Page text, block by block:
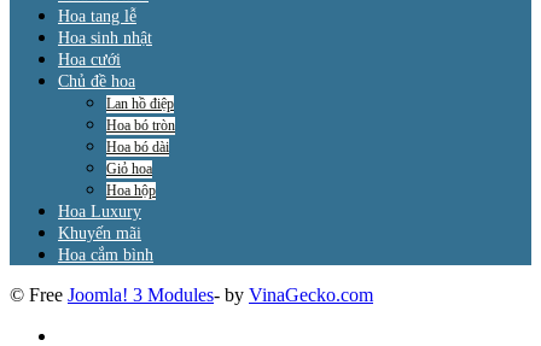
Hoa tang lễ
Hoa sinh nhật
Hoa cưới
Chủ đề hoa
Lan hồ điệp
Hoa bó tròn
Hoa bó dài
Giỏ hoa
Hoa hộp
Hoa Luxury
Khuyến mãi
Hoa cắm bình
© Free Joomla! 3 Modules- by VinaGecko.com